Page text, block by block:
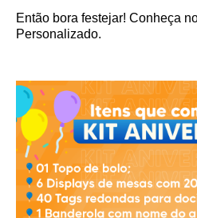
Então bora festejar! Conheça
Personalizado.